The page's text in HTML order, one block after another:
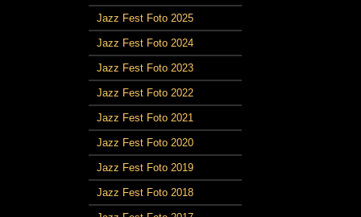
Jazz Fest Foto 2025
Jazz Fest Foto 2024
Jazz Fest Foto 2023
Jazz Fest Foto 2022
Jazz Fest Foto 2021
Jazz Fest Foto 2020
Jazz Fest Foto 2019
Jazz Fest Foto 2018